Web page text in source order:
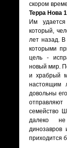
скором
Терра Нова
Им
который,
лет назад.
которыми
цель -
новый мир.
и храбрый
настоящим
довольны
семейство
далеко не
динозавров
приходится